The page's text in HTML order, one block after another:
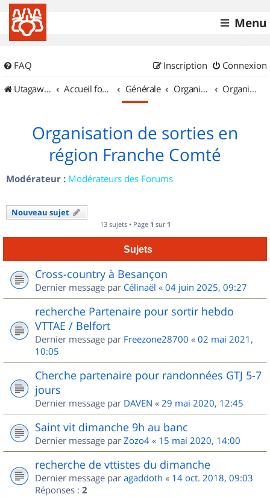
Menu
FAQ Connexion
Inscription
UtagawaVTT (Randos VTT et VTTAE avec traces GPS)
Accueil forum Générale Organisation de sorties & Recherche de partenaires Organisation de sorties en région Franche Comté
Organisation de sorties en
région Franche Comté
Modérateur : Modérateurs des Forums
Nouveau sujet
13 sujets • Page 1 sur 1
Sujets
Cross-country à Besançon
Dernier message par Célinaël « 04 juin 2025, 09:27
recherche Partenaire pour sortir hebdo
VTTAE / Belfort
Dernier message par Freezone28700 « 02 mai 2021,
10:05
Cherche partenaire pour randonnées GTJ 5-7
jours
Dernier message par DAVEN « 29 mai 2020, 12:45
Saint vit dimanche 9h au banc
Dernier message par Zozo4 « 15 mai 2020, 14:00
recherche de vttistes du dimanche
Dernier message par agaddoth « 14 oct. 2018, 09:03
Réponses : 2